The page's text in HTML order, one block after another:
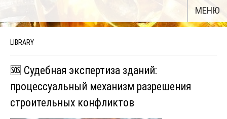
МЕНЮ
LIBRARY
🆘 Судебная экспертиза зданий:
процессуальный механизм разрешения
строительных конфликтов